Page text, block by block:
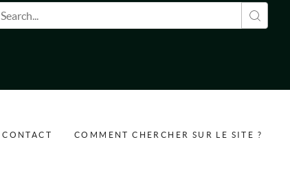
Formulaire de recherche
CONTACT COMMENT CHERCHER SUR LE SITE ?